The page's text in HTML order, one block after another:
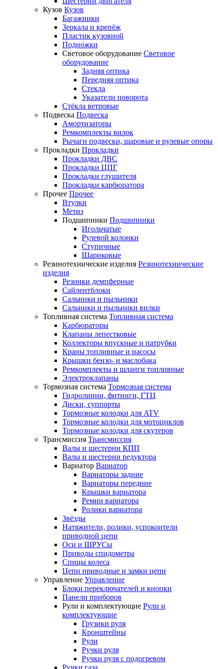
Кузов Кузов
Багажники
Зеркала и крепёж
Пластик кузовной
Подножки
Световое оборудование Световое
оборудование
Задняя оптика
Передняя оптика
Стекла
Указатели поворота
Стёкла ветровые
Подвеска Подвеска
Амортизаторы
Ремкомплекты вилок
Рычаги подвески, шаровые и рулевые опоры
Прокладки Прокладки
Прокладки ДВС
Прокладки ЦПГ
Прокладки глушителя
Прокладки карбюратора
Прочее Прочее
Втулки
Метиз
Подшипники Подшипники
Игольчатые
Рулевой колонки
Ступичные
Шариковые
Резинотехнические изделия Резинотехнические
изделия
Резинки демпферные
Сайлентблоки
Сальники и пыльники
Сальники и пыльники вилки
Топливная система Топливная система
Карбюраторы
Клапаны лепестковые
Коллекторы впускные и патрубки
Краны топливные и насосы
Крышки бензо- и маслобака
Ремкомплекты и шланги топливные
Электроклапаны
Тормозная система Тормозная система
Гидролинии, фитинги, ГТЦ
Диски, суппорты
Тормозные колодки для ATV
Тормозные колодки для мотоциклов
Тормозные колодки для скутеров
Трансмиссия Трансмиссия
Валы и шестерни КПП
Валы и шестерни редуктора
Вариатор Вариатор
Вариаторы задние
Вариаторы передние
Крышки вариатора
Ремни вариатора
Ролики вариатора
Звёзды
Натяжители, ролики, успокоители
приводной цепи
Оси и ШРУСы
Приводы спидометра
Спицы колеса
Цепи приводные и замки цепи
Управление Управление
Блоки переключателей и кнопки
Панели приборов
Рули и комплектующие Рули и
комплектующие
Грузики руля
Кронштейны
Рули
Ручки руля
Ручки руля с подогревом
Ручки газа